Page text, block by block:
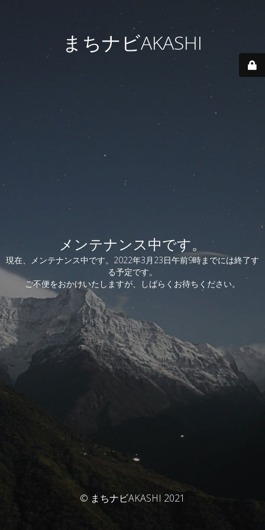
まちナビAKASHI
メンテナンス中です。
現在、メンテナンス中です。2022年3月23日午前9時までには終了す
る予定です。
ご不便をおかけいたしますが、しばらくお待ちください。
© まちナビAKASHI 2021